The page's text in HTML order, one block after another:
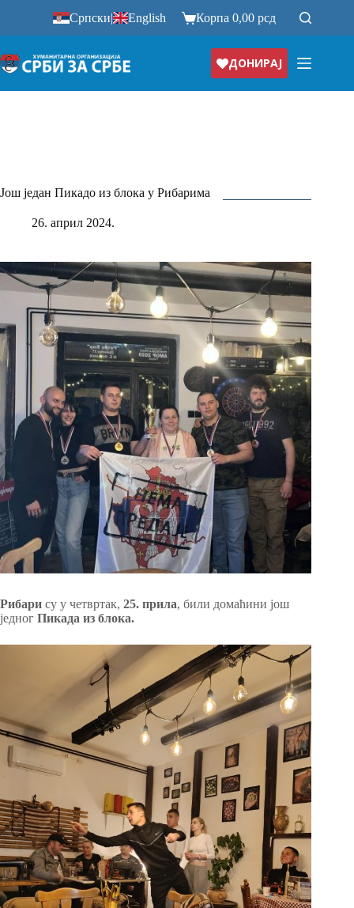
Српски| English Корпа0,00рсд
ДОНИРАЈ
Још један Пикадо из блока у Рибарима
26. април 2024.
Рибари су у четвртак, 25. прила, били домаћини још
једног Пикада из блока.